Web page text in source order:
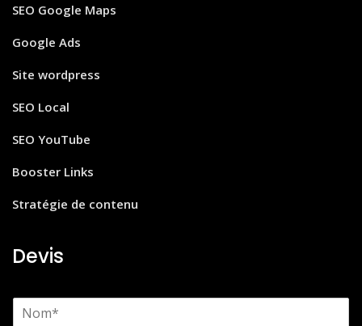
SEO Google Maps
Google Ads
Site wordpress
SEO Local
SEO YouTube
Booster Links
Stratégie de contenu
Devis
N